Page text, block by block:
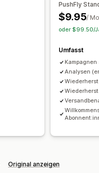
Engagement-Tracking
PushFly
$9.95/
oder $99.50/
Umfasst
Analysen
Original anzeigen